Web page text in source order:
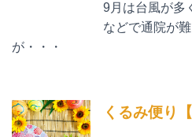
9月は台風が多
などで通院が
が・・・
くるみ便り